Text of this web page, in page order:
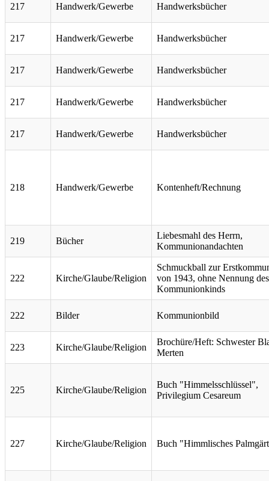
217 Handwerk/Gewerbe Handwerksbücher
217 Handwerk/Gewerbe Handwerksbücher
217 Handwerk/Gewerbe Handwerksbücher
217 Handwerk/Gewerbe Handwerksbücher
217 Handwerk/Gewerbe Handwerksbücher
218 Handwerk/Gewerbe Kontenheft/Rechnung
219 Bücher
Liebesmahl des Herrn,
Kommunionandachten
222 Kirche/Glaube/Religion
Schmuckball zur
von 1943, ohne Nennung des
Kommunionkinds
222 Bilder Kommunionbild
223 Kirche/Glaube/Religion
Brochüre/Heft: Schwester
Merten
225 Kirche/Glaube/Religion
Buch "Himmelsschlüssel",
Privilegium Cesareum
227 Kirche/Glaube/Religion Buch "Himmlisches